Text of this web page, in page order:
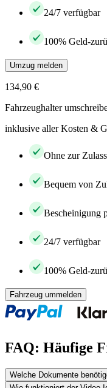
24/7 verfügbar
100% Geld-
Umzug melden
134,90 €
Fahrzeughalter
inklusive aller Kosten &
Ohne zur
Bequem von
Bescheinigung
24/7 verfügbar
100% Geld-
Fahrzeug ummelden
FAQ: Häufige
Welche Dokumente